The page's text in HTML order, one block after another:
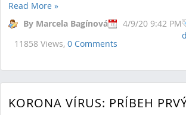
Read More »
By Marcela Bagínová
4/9/20 9:42 PM
11858 Views, 0 Comments
KORONA VÍRUS: PRÍBEH